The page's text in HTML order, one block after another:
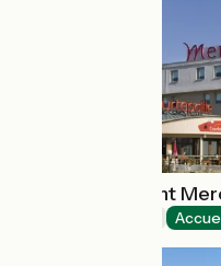
Hôtel-Restaurant